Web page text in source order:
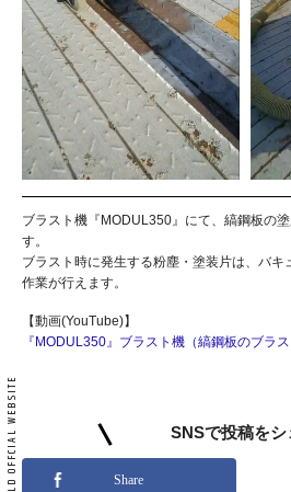
ブラスト機『MODUL350』にて、縞鋼板の
す。
ブラスト時に発生する粉塵・塗装片は、バ
作業が行えます。
【動画(YouTube)】
『MODUL350』ブラスト機（縞鋼板のブラス
SNSで投稿をシ
Share